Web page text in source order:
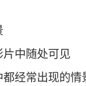
景
影片中随处可
中都经常出现